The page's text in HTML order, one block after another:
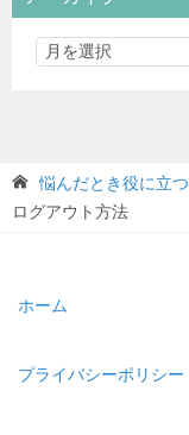
悩んだとき役に立つ
ログアウト方法
ホーム
プライバシーポリシー